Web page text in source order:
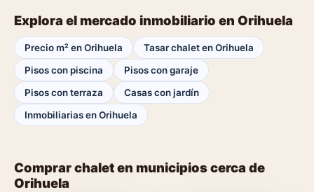
Explora el mercado inmobiliario en Orihuela
Precio m² en Orihuela
Tasar chalet en Orihuela
Pisos con piscina
Pisos con garaje
Pisos con terraza
Casas con jardín
Inmobiliarias en Orihuela
Comprar chalet en municipios cerca de
Orihuela